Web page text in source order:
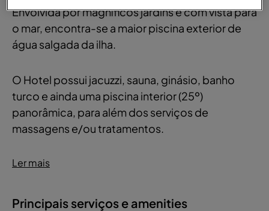
Envolvida por magníficos jardins e com vista para
o mar, encontra-se a maior piscina exterior de
água salgada da ilha.
O Hotel possui jacuzzi, sauna, ginásio, banho
turco e ainda uma piscina interior (25º)
panorâmica, para além dos serviços de
massagens e/ou tratamentos.
Ler mais
Principais serviços e amenities